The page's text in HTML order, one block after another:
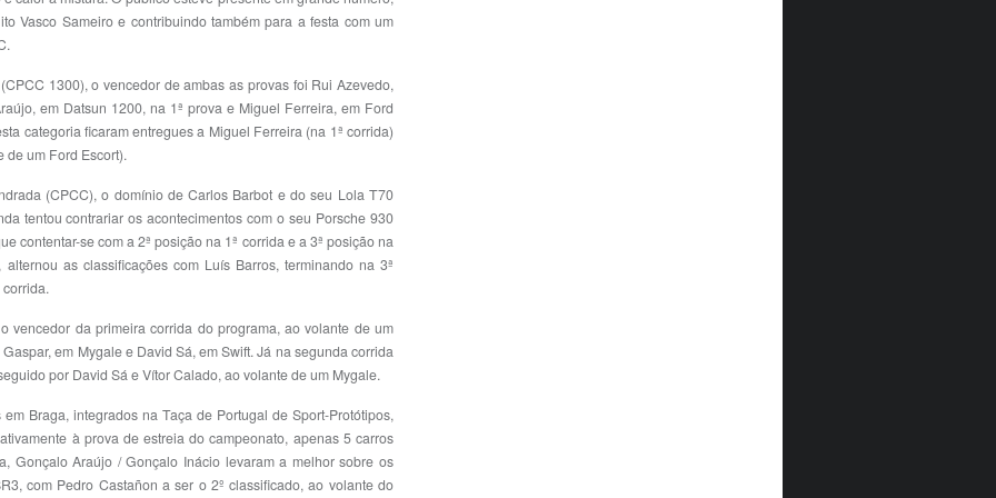
Vasco Sameiro e contribuindo também para a festa com um
1300), o vencedor de ambas as provas foi Rui Azevedo,
em Datsun 1200, na 1ª prova e Miguel Ferreira, em Ford
categoria ficaram entregues a Miguel Ferreira (na 1ª corrida)
de um Ford Escort).
(CPCC), o domínio de Carlos Barbot e do seu Lola T70
tentou contrariar os acontecimentos com o seu Porsche 930
contentar-se com a 2ª posição na 1ª corrida e a 3ª posição na
as classificações com Luís Barros, terminando na 3ª
corrida.
vencedor da primeira corrida do programa, ao volante de um
em Mygale e David Sá, em Swift. Já na segunda corrida
por David Sá e Vítor Calado, ao volante de um Mygale.
Braga, integrados na Taça de Portugal de Sport-Protótipos,
à prova de estreia do campeonato, apenas 5 carros
Gonçalo Araújo / Gonçalo Inácio levaram a melhor sobre os
com Pedro Castañon a ser o 2º classificado, ao volante do